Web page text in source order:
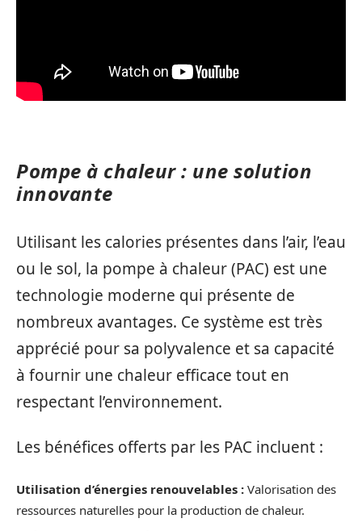
Pompe à chaleur : une solution
innovante
Utilisant les calories présentes dans l’air, l’eau
ou le sol, la pompe à chaleur (PAC) est une
technologie moderne qui présente de
nombreux avantages. Ce système est très
apprécié pour sa polyvalence et sa capacité
à fournir une chaleur efficace tout en
respectant l’environnement.
Les bénéfices offerts par les PAC incluent :
Utilisation d’énergies renouvelables : Valorisation des
ressources naturelles pour la production de chaleur.